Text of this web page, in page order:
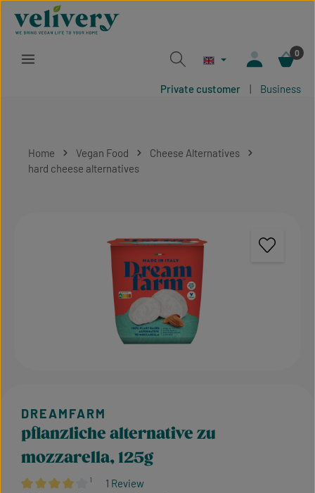
Skip to main content
0
Private customer | Business
Home Vegan Food
Cheese Alternatives
hard cheese alternatives
¹ 1 Review
pflanzliche alternative zu
mozzarella, 125g